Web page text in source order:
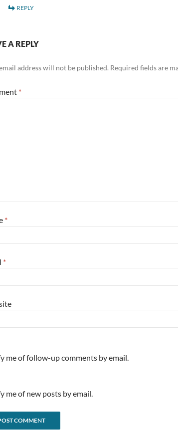
REPLY
A REPLY
address will not be published. Required fields are
*
*
*
me of follow-up comments by email.
me of new posts by email.